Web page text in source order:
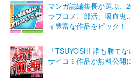
マンガ誌編集長が選ぶ、
ラブコメ、部活、吸血
ィ豊富な作品をピック！
「TSUYOSHI 誰も勝て
サイコミ作品が無料公開